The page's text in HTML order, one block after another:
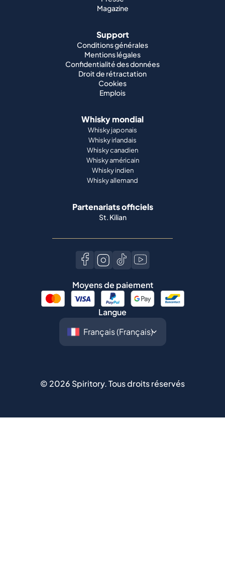
Droit de rétractation
Emplois
Whisky mondial
Whisky japonais
Whisky irlandais
Whisky canadien
Whisky américain
Whisky allemand
Partenariats officiels
St. Kilian
Moyens de paiement
Langue
2026Spiritory.Tous droits réservés